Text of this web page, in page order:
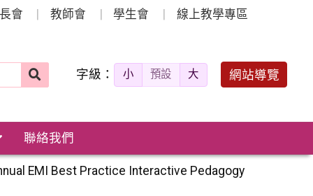
會 教師會 學生會 線上教學專區
字級： 小 預設 大 網站導覽
聯絡我們
EMI Best Practice Interactive Pedagogy